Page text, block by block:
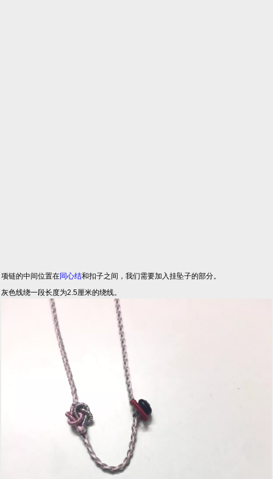
项链的中间位置在同心结和扣子之间，我们需要加入挂坠子的部分。
灰色线绕一段长度为2.5厘米的绕线。